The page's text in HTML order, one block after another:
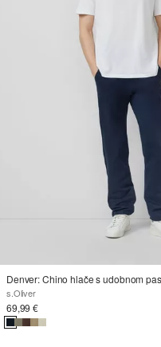
s.Oliver
69,99 €